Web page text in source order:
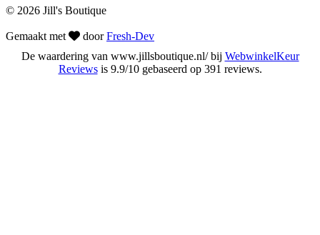
© 2026 Jill's Boutique
Gemaakt met doorFresh-Dev
De waardering van www.jillsboutique.nl/ bij WebwinkelKeur
Reviewsis 9.9/10 gebaseerd op 391 reviews.